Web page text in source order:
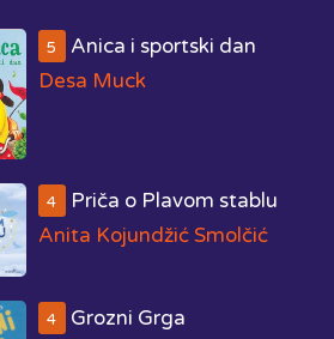
5
Anica i sportski dan
Desa Muck
4
Priča o Plavom stablu
Anita Kojundžić Smolčić
4
Grozni Grga